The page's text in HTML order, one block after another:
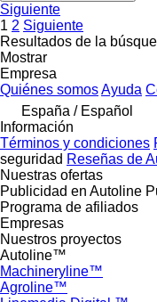
Siguiente
1 2 Siguiente
Resultados de la
Mostrar
Empresa
Quiénes somosAyuda
España / Español
Información
Términos y condiciones
seguridad Reseñas de
Nuestras ofertas
Publicidad en Autoline
Programa de afiliados
Empresas
Nuestros proyectos
Autoline™
Machineryline™
Agroline™